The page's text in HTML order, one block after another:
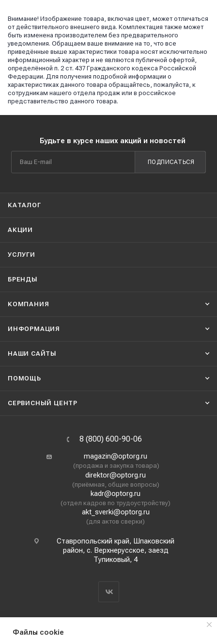
Внимание! Изображение товара, включая цвет, может отличаться
от действительного внешнего вида. Комплектация также может
быть изменена производителем без предварительного
уведомления. Обращаем ваше внимание на то, что все
приведённые выше характеристики товара носят исключительно
информационный характер и не являются публичной офертой,
определённой п. 2 ст. 437 Гражданского кодекса Российской
Федерации. Для получения подробной информации о
характеристиках данного товара обращайтесь, пожалуйста, к
сотрудникам нашего отдела продаж или в российское
представительство данного товара.
Будьте в курсе наших акций и новостей
ПОДПИСАТЬСЯ
КАТАЛОГ
АКЦИИ
УСЛУГИ
БРЕНДЫ
КОМПАНИЯ
ИНФОРМАЦИЯ
НАШИ CАЙТЫ
ПОМОЩЬ
СЕРВИСНЫЙ ЦЕНТР
8 (800) 600-90-06
magazin@optorg.ru
(продажа и закупка товара)
direktor@optorg.ru
(приёмная, общие вопросы)
kadr@optorg.ru
(отдел кадров по трудоустройству)
akt_sverki@optorg.ru
(для актов сверки)
Ставропольский край, Шпаковский
район, с. Верхнерусское, заезд
Тупиковый, 4
Файлы cookie